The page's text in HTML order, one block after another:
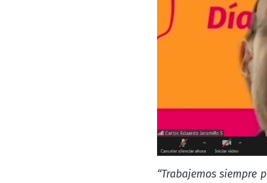
“Trabajemos siempre